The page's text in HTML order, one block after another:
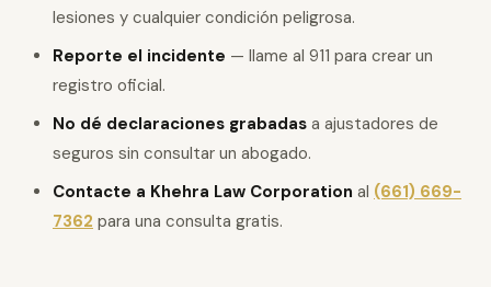
lesiones y cualquier condición peligrosa.
Reporte el incidente — llame al 911 para crear un
registro oficial.
No dé declaraciones grabadas a ajustadores de
seguros sin consultar un abogado.
Contacte a Khehra Law Corporation al (661) 669-
7362 para una consulta gratis.